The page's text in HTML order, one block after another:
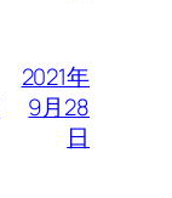
2021年
9月28
日